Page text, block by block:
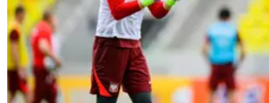
Hey salut l ami . T'en fais pas, c'est que du foot.
Répondre
reds13 09 mai 2026 à 18:46 +1097
Oui mais il a été banni par la ligue anglaise